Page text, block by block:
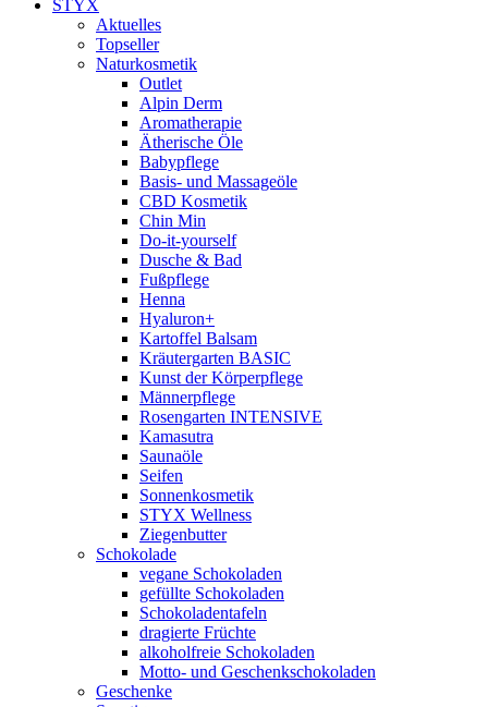
STYX
Aktuelles
Topseller
Naturkosmetik
Outlet
Alpin Derm
Aromatherapie
Ätherische Öle
Babypflege
Basis- und Massageöle
CBD Kosmetik
Chin Min
Do-it-yourself
Dusche & Bad
Fußpflege
Henna
Hyaluron+
Kartoffel Balsam
Kräutergarten BASIC
Kunst der Körperpflege
Männerpflege
Rosengarten INTENSIVE
Kamasutra
Saunaöle
Seifen
Sonnenkosmetik
STYX Wellness
Ziegenbutter
Schokolade
vegane Schokoladen
gefüllte Schokoladen
Schokoladentafeln
dragierte Früchte
alkoholfreie Schokoladen
Motto- und Geschenkschokoladen
Geschenke